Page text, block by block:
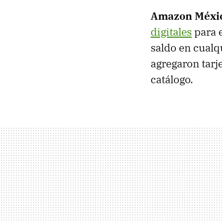
Amazon
digitales para
saldo en
agregaron
catálogo.